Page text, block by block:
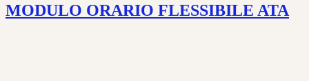
MODULO ORARIO FLESSIBILE ATA